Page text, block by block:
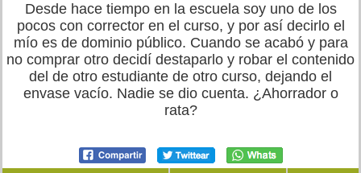
Desde hace tiempo en la escuela soy uno de los
pocos con corrector en el curso, y por así decirlo el
mío es de dominio público. Cuando se acabó y para
no comprar otro decidí destaparlo y robar el contenido
del de otro estudiante de otro curso, dejando el
envase vacío. Nadie se dio cuenta. ¿Ahorrador o
rata?